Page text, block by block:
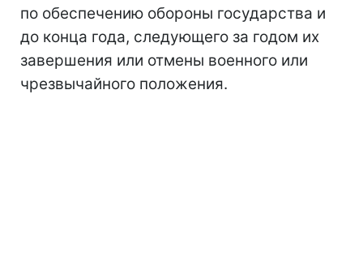
по обеспечению обороны государства и
до конца года, следующего за годом их
завершения или отмены военного или
чрезвычайного положения.